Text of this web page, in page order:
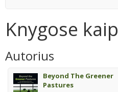
Knygose kaip
Autorius
Beyond The Greener
Pastures